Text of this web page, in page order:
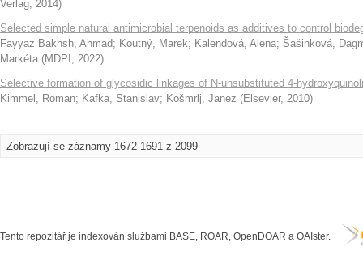
Verlag, 2014)
Selected simple natural antimicrobial terpenoids as additives to control
Fayyaz Bakhsh, Ahmad; Koutný, Marek; Kalendová, Alena; Šašinková,
Markéta (MDPI , 2022)
Selective formation of glycosidic linkages of N-unsubstituted 4-
Kimmel, Roman; Kafka, Stanislav; Košmrlj, Janez (Elsevier, 2010)
Zobrazují se záznamy 1672-1691 z 2099
Tento repozitář je indexován službami BASE, ROAR, OpenDOAR a OAIster.